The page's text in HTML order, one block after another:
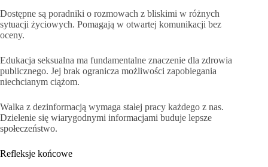
Dostępne są poradniki o rozmowach z bliskimi w różnych
sytuacji życiowych. Pomagają w otwartej komunikacji bez
oceny.
Edukacja seksualna ma fundamentalne znaczenie dla zdrowia
publicznego. Jej brak ogranicza możliwości zapobiegania
niechcianym ciążom.
Walka z dezinformacją wymaga stałej pracy każdego z nas.
Dzielenie się wiarygodnymi informacjami buduje lepsze
społeczeństwo.
Refleksje końcowe